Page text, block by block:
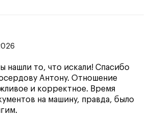
нашли то, что искали! Спасибо
Антону. Отношение
и корректное. Время
на машину, правда, было